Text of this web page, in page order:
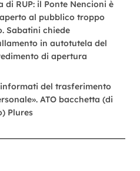
di RUP: il Ponte Nencioni è
al pubblico troppo
Sabatini chiede
in autotutela del
di apertura
del trasferimento
ATO bacchetta (di
Plures